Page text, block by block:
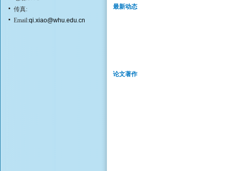
传真:
Email:qi.xiao@whu.edu.cn
最新动态
论文著作